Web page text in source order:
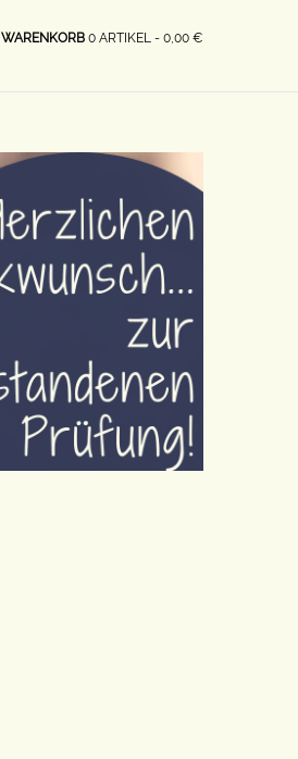
WARENKORB 0 ARTIKEL - 0,00 €